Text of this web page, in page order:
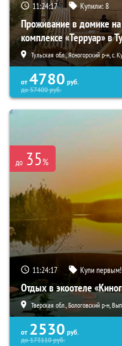
11:24:16 Купили:8
Проживание в домике
комплексе «Терруар» в
Тульская обл., Ясногорский р-н, с.
от 4780 руб.
до57400руб.
до 35%
11:24:16 Купи первым!
Отдых в экоотеле
Тверская обл., Бологовский р-н,
от 2530 руб.
до173110руб.